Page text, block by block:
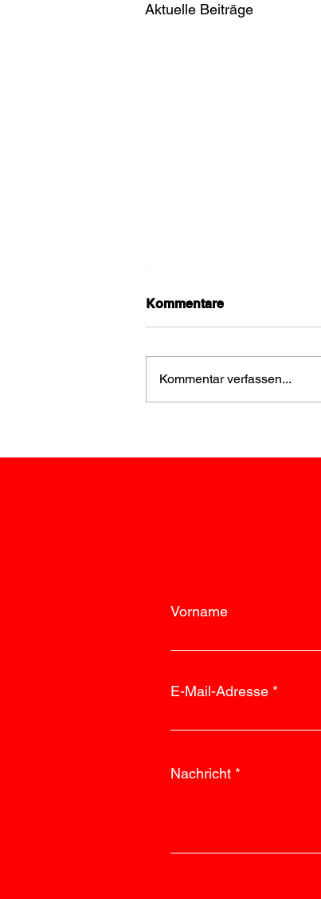
Aktuelle Beiträge
Kommentare
Kommentar verfassen...
Vorname
E-Mail-Adresse
Nachricht